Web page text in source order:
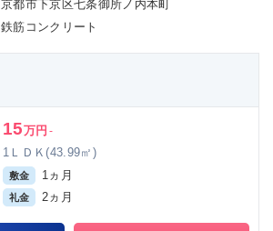
京都市下京区七条御所ノ内本町
鉄筋コンクリート
15万円 -
1ＬＤＫ(43.99㎡)
敷金 1ヵ月
礼金 2ヵ月